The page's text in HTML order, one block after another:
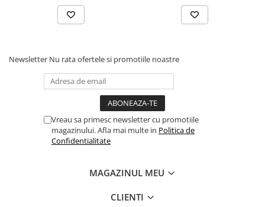
ideal 1 sau 2 zile).
Newsletter Nu rata ofertele si promotiile noastre
Vreau sa primesc newsletter cu promotiile
magazinului. Afla mai multe in Politica de
Confidentialitate
MAGAZINUL MEU
CLIENTI